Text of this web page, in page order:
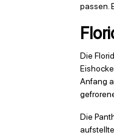
passen.
Die
Anfang
Die